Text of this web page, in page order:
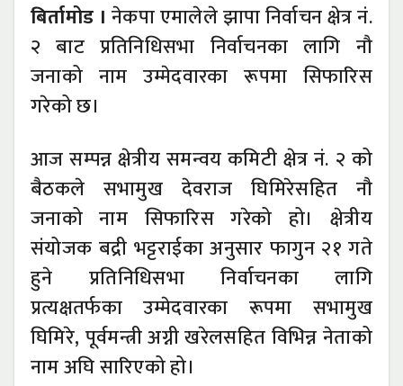
बिर्तामोड । नेकपा एमालेले झापा निर्वाचन क्षेत्र नं.
२ बाट प्रतिनिधिसभा निर्वाचनका लागि नौ
जनाको नाम उम्मेदवारका रूपमा सिफारिस
गरेको छ।
आज सम्पन्न क्षेत्रीय समन्वय कमिटी क्षेत्र नं. २ को
बैठकले सभामुख देवराज घिमिरेसहित नौ
जनाको नाम सिफारिस गरेको हो। क्षेत्रीय
संयोजक बद्री भट्टराईका अनुसार फागुन २१ गते
हुने प्रतिनिधिसभा निर्वाचनका लागि
प्रत्यक्षतर्फका उम्मेदवारका रूपमा सभामुख
घिमिरे, पूर्वमन्त्री अग्नी खरेलसहित विभिन्न नेताको
नाम अघि सारिएको हो।